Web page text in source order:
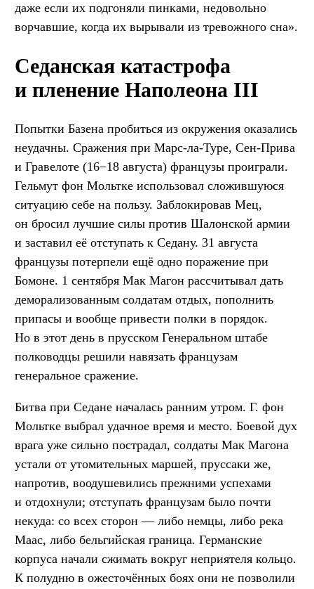
даже если их подгоняли пинками, недовольно
ворчавшие, когда их вырывали из тревожного сна».
Седанская катастрофа
и пленение Наполеона III
Попытки Базена пробиться из окружения оказались
неудачны. Сражения при Марс-ла-Туре, Сен-Прива
и Гравелоте (16−18 августа) французы проиграли.
Гельмут фон Мольтке использовал сложившуюся
ситуацию себе на пользу. Заблокировав Мец,
он бросил лучшие силы против Шалонской армии
и заставил её отступать к Седану. 31 августа
французы потерпели ещё одно поражение при
Бомоне. 1 сентября Мак Магон рассчитывал дать
деморализованным солдатам отдых, пополнить
припасы и вообще привести полки в порядок.
Но в этот день в прусском Генеральном штабе
полководцы решили навязать французам
генеральное сражение.
Битва при Седане началась ранним утром. Г. фон
Мольтке выбрал удачное время и место. Боевой дух
врага уже сильно пострадал, солдаты Мак Магона
устали от утомительных маршей, пруссаки же,
напротив, воодушевились прежними успехами
и отдохнули; отступать французам было почти
некуда: со всех сторон — либо немцы, либо река
Маас, либо бельгийская граница. Германские
корпуса начали сжимать вокруг неприятеля кольцо.
К полудню в ожесточённых боях они не позволили